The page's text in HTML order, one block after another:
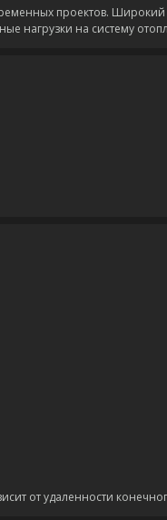
проектов.
нагрузки на систему
от удаленности